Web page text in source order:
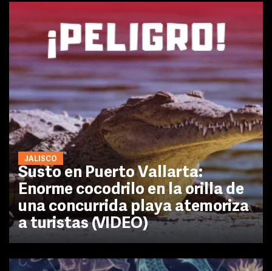
JALISCO
Susto en Puerto Vallarta:
Enorme cocodrilo en la orilla de
una concurrida playa atemoriza
a turistas (VIDEO)